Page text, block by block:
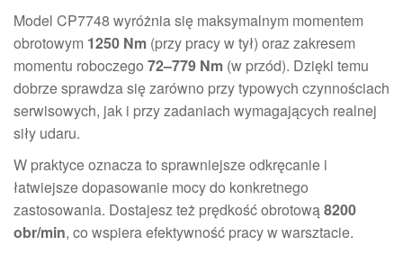
Model CP7748 wyróżnia się maksymalnym momentem
obrotowym 1250 Nm (przy pracy w tył) oraz zakresem
momentu roboczego 72–779 Nm (w przód). Dzięki temu
dobrze sprawdza się zarówno przy typowych czynnościach
serwisowych, jak i przy zadaniach wymagających realnej
siły udaru.
W praktyce oznacza to sprawniejsze odkręcanie i
łatwiejsze dopasowanie mocy do konkretnego
zastosowania. Dostajesz też prędkość obrotową8200
obr/min, co wspiera efektywność pracy w warsztacie.